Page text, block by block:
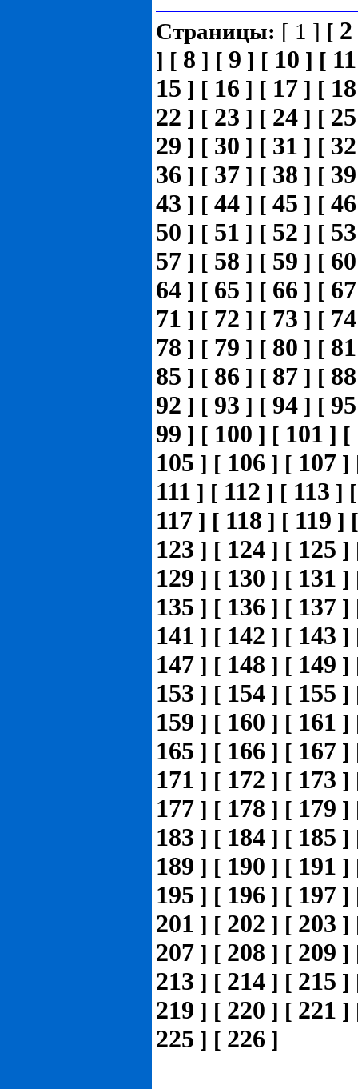
Страницы: [ 1 ] [ 2
] [ 8 ] [ 9 ] [ 10 ] [ 11
15 ] [ 16 ] [ 17 ] [ 18
22 ] [ 23 ] [ 24 ] [ 25
29 ] [ 30 ] [ 31 ] [ 32
36 ] [ 37 ] [ 38 ] [ 39
43 ] [ 44 ] [ 45 ] [ 46
50 ] [ 51 ] [ 52 ] [ 53
57 ] [ 58 ] [ 59 ] [ 60
64 ] [ 65 ] [ 66 ] [ 67
71 ] [ 72 ] [ 73 ] [ 74
78 ] [ 79 ] [ 80 ] [ 81
85 ] [ 86 ] [ 87 ] [ 88
92 ] [ 93 ] [ 94 ] [ 95
99 ] [ 100 ] [ 101 ] [
105 ] [ 106 ] [ 107 ]
111 ] [ 112 ] [ 113 ]
117 ] [ 118 ] [ 119 ]
123 ] [ 124 ] [ 125 ]
129 ] [ 130 ] [ 131 ]
135 ] [ 136 ] [ 137 ]
141 ] [ 142 ] [ 143 ]
147 ] [ 148 ] [ 149 ]
153 ] [ 154 ] [ 155 ]
159 ] [ 160 ] [ 161 ]
165 ] [ 166 ] [ 167 ]
171 ] [ 172 ] [ 173 ]
177 ] [ 178 ] [ 179 ]
183 ] [ 184 ] [ 185 ]
189 ] [ 190 ] [ 191 ]
195 ] [ 196 ] [ 197 ]
201 ] [ 202 ] [ 203 ]
207 ] [ 208 ] [ 209 ]
213 ] [ 214 ] [ 215 ]
219 ] [ 220 ] [ 221 ]
225 ] [ 226 ]